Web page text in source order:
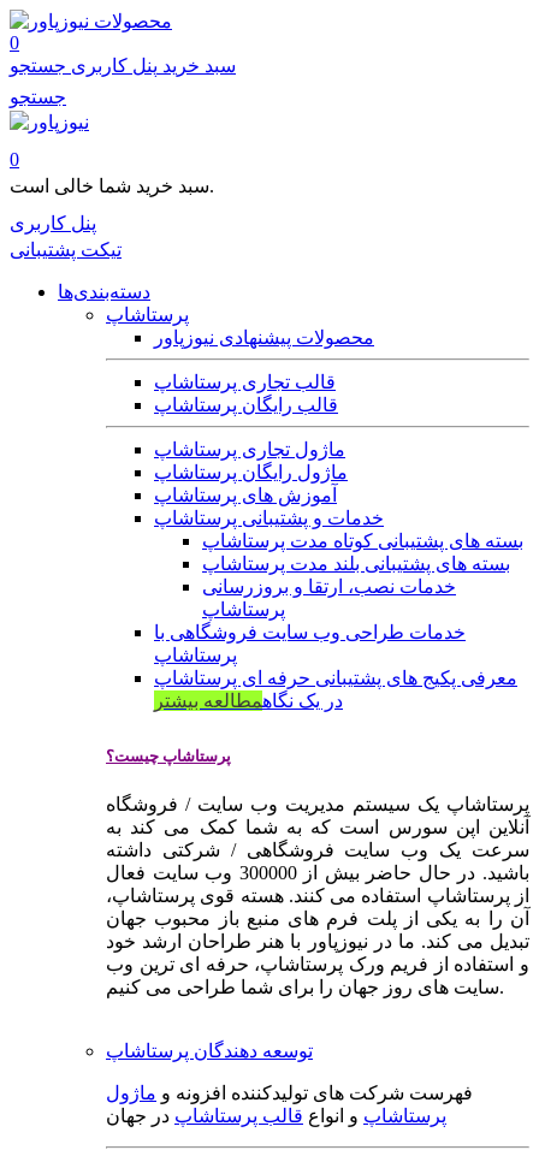
محصولات
0
سبد خرید پنل کاربری جستجو
جستجو
0
سبد خرید شما خالی است.
پنل کاربری
تیکت پشتیبانی
دسته‌بندی‌ها
پرستاشاپ
محصولات پیشنهادی نیوزپاور
قالب تجاری پرستاشاپ
قالب رایگان پرستاشاپ
ماژول تجاری پرستاشاپ
ماژول رایگان پرستاشاپ
آموزش های پرستاشاپ
خدمات و پشتیبانی پرستاشاپ
بسته های پشتیبانی کوتاه مدت پرستاشاپ
بسته های پشتیبانی بلند مدت پرستاشاپ
خدمات نصب، ارتقا و بروزرسانی
پرستاشاپ
خدمات طراحی وب سایت فروشگاهی با
پرستاشاپ
معرفی پکیج های پشتیبانی حرفه ای پرستاشاپ
در یک نگاهمطالعه بیشتر
پرستاشاپ چیست؟
پرستاشاپ یک سیستم مدیریت وب سایت / فروشگاه
آنلاین اپن سورس است که به شما کمک می کند به
سرعت یک وب سایت فروشگاهی / شرکتی داشته
باشید. در حال حاضر بیش از 300000 وب سایت فعال
از پرستاشاپ استفاده می کنند. هسته قوی پرستاشاپ،
آن را به یکی از پلت فرم های منبع باز محبوب جهان
تبدیل می کند. ما در نیوزپاور با هنر طراحان ارشد خود
و استفاده از فریم ورک پرستاشاپ، حرفه ای ترین وب
سایت های روز جهان را برای شما طراحی می کنیم.
توسعه دهندگان پرستاشاپ
فهرست شرکت های تولیدکننده افزونه و ماژول
پرستاشاپ و انواع قالب پرستاشاپ در جهان